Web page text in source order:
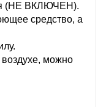
(НЕ ВКЛЮЧЕН).
средство, а
можно